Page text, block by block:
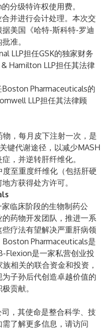
分级特许权使用费。
并进行会计处理。本次交
美国《哈特-斯科特-罗迪
准。
LLP担任GSK的独家财务
Hamilton LLP担任其法律
Pharmaceuticals的
LLP担任其法律顾
，每月皮下注射一次，是
键代谢途径，以减少MASH
，并逆转肝纤维化。
至重度纤维化（包括肝硬
方获得处方许可。
临床阶段的生物制药公
药物开发团队，推进一系
疗法有望解决严重肝病领
Pharmaceuticals是
Flexion是一家私营创业投
相关的联合资金和投资，
子孙后代创造卓越价值的
贡献。
，其使命是整合科学、技
了解更多信息，请访问